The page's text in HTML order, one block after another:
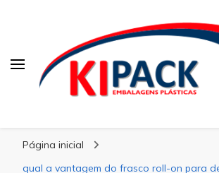
Página inicial
qual a vantagem do frasco roll-on para